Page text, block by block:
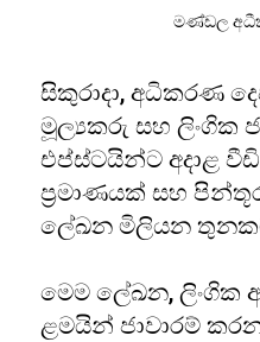
මණ්ඩල
සිකුරාදා, අධිකරණ
මූල්‍යකරු සහ ලිංගික
එප්ස්ටයින්ට අදාළ
ප්‍රමාණයක් සහ
ලේඛන මිලියන
මෙම ලේඛන, ලිංගික
ළමයින් ජාවාරම්